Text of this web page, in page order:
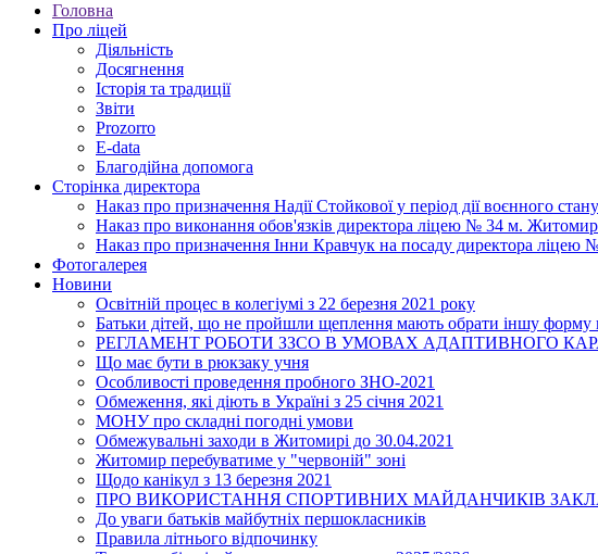
Головна
Про ліцей
Діяльність
Досягнення
Історія та традиції
Звіти
Prozorro
E-data
Благодійна допомога
Сторінка директора
Наказ про призначення Надії Стойкової у період дії воєнного стану
Наказ про виконання обов'язків директора ліцею № 34 м.
Наказ про призначення Інни Кравчук на посаду директора ліцею
Фотогалерея
Новини
Освітній процес в колегіумі з 22 березня 2021 року
Батьки дітей, що не пройшли щеплення мають обрати іншу форму
РЕГЛАМЕНТ РОБОТИ ЗЗСО В УМОВАХ АДАПТИВНОГО
Що має бути в рюкзаку учня
Особливості проведення пробного ЗНО-2021
Обмеження, які діють в Україні з 25 січня 2021
МОНУ про складні погодні умови
Обмежувальні заходи в Житомирі до 30.04.2021
Житомир перебуватиме у "червоній" зоні
Щодо канікул з 13 березня 2021
ПРО ВИКОРИСТАННЯ СПОРТИВНИХ МАЙДАНЧИКІВ
До уваги батьків майбутніх першокласників
Правила літнього відпочинку